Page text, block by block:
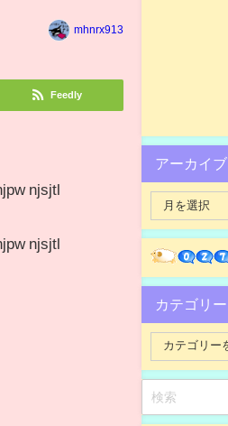
mhnrx913
Feedly
njsjtl
njsjtl
アーカイブ
カテゴリー